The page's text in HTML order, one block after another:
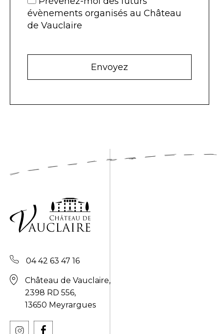
évènements organisés au Château
de Vauclaire
04 42 63 47 16
Château de Vauclaire,
2398 RD 556,
13650 Meyrargues